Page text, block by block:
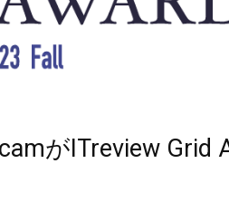
がITreview Grid